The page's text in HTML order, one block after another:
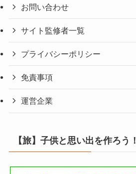
お問い合わせ
サイト監修者一覧
プライバシーポリシー
免責事項
運営企業
【旅】子供と思い出を作ろう！